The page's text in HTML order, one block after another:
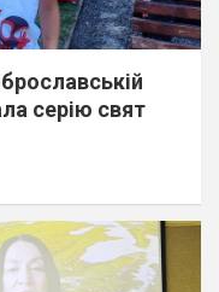
серію свят